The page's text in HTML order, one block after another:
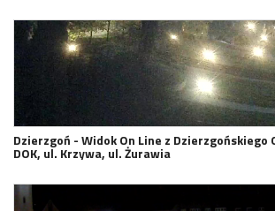
Dzierzgoń - Widok On Line z Dzierzgońskiego
DOK, ul. Krzywa, ul. Żurawia